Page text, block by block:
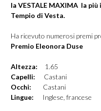
la VESTALE MAXIMA la
Tempio di Vesta.
Ha ricevuto numerosi premi
Premio Eleonora Duse
Altezza: 1.65
Capelli: Castani
Occhi: Castani
Lingue: Inglese, francese